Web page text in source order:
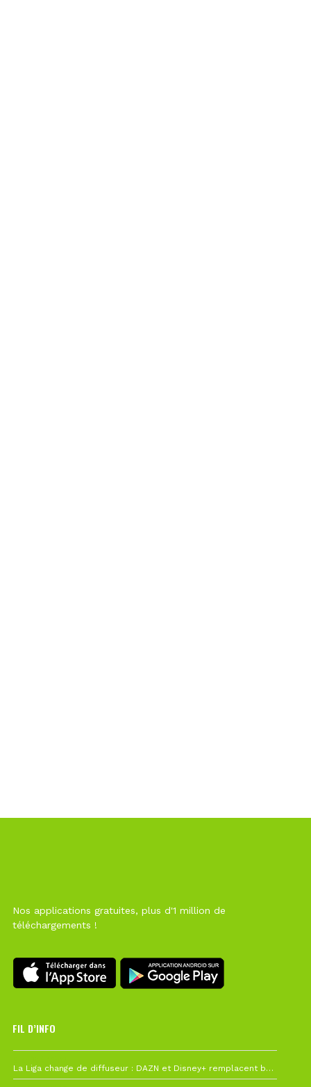
Nos applications gratuites, plus d'1 million de
téléchargements !
FIL D’INFO
La Liga change de diffuseur : DAZN et Disney+ remplacent beIN Sports !